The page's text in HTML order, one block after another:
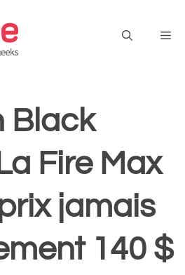
Black
Fire Max
jamais
140 $